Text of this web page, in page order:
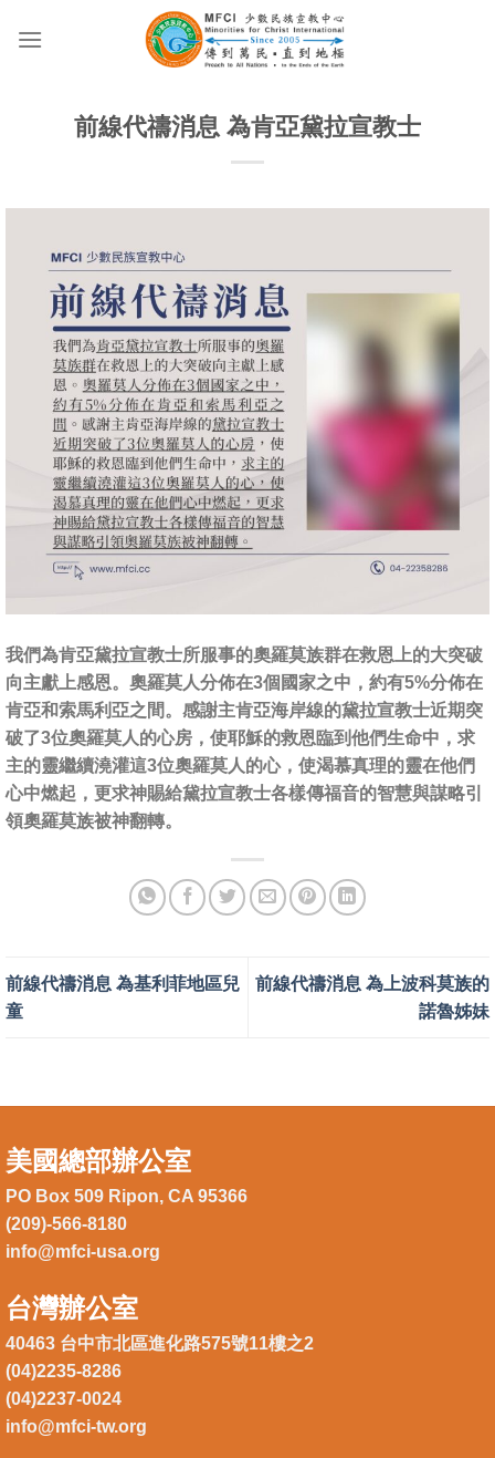
前線代禱消息 為肯亞黛拉宣教士
我們為肯亞黛拉宣教士所服事的奧羅莫族群在救恩上的大突破
向主獻上感恩。奧羅莫人分佈在3個國家之中，約有5%分佈在
肯亞和索馬利亞之間。感謝主肯亞海岸線的黛拉宣教士近期突
破了3位奧羅莫人的心房，使耶穌的救恩臨到他們生命中，求
主的靈繼續澆灌這3位奧羅莫人的心，使渴慕真理的靈在他們
心中燃起，更求神賜給黛拉宣教士各樣傳福音的智慧與謀略引
領奧羅莫族被神翻轉。
前線代禱消息 為基利菲地區兒
童
前線代禱消息 為上波科莫族的
諾魯姊妹
美國總部辦公室
PO Box 509 Ripon, CA 95366
(209)-566-8180
info@mfci-usa.org
台灣辦公室
40463 台中市北區進化路575號11樓之2
(04)2235-8286
(04)2237-0024
info@mfci-tw.org